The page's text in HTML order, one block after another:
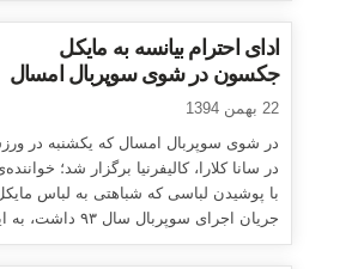
ادای احترام بیانسه به مایکل
جکسون در شوی سوپربال امسال
22 بهمن 1394
در شوی سوپربال امسال که یکشنبه در
در سانا کلارا، کالیفرنیا برگزار شد؛
با پوشیدن لباسی که شباهتی به لباس
جریان اجرای سوپربال سال ۹۳ داشت، به این...